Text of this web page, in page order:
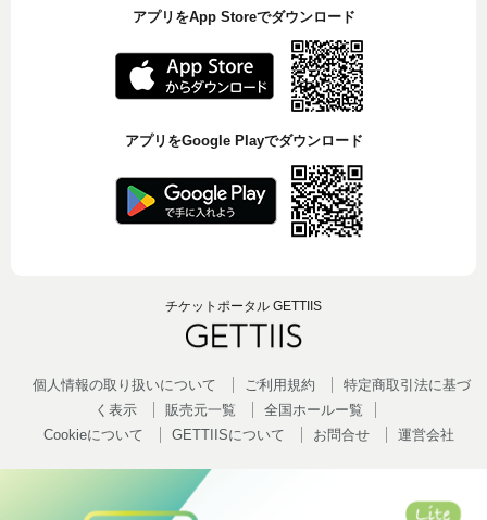
アプリをApp Storeでダウンロード
アプリをGoogle Playでダウンロード
チケットポータル GETTIIS
個人情報の取り扱いについて ご利用規約
特定商取引法に基づ
く表示
販売元一覧
全国ホールー覧
Cookieについて
GETTIISについて お問合せ 運営会社